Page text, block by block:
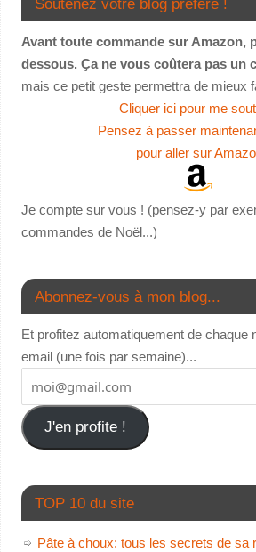
Soutenez votre blog préféré !
Avant toute commande sur Amazon,
dessous. Ça ne vous coûtera pas un
mais ce petit geste permettra de mieux
Cliquer ici pour me
Pensez à passer
pour aller sur
Je compte sur vous ! (pensez-y par
commandes de Noël...)
Abonnez-vous à mon blog...
Et profitez automatiquement de chaque
email (une fois par semaine)...
J'en profite !
TOP 10 du site
Pâte à choux: tous les secrets de sa